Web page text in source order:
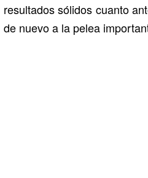
resultados sólidos cuanto
de nuevo a la pelea